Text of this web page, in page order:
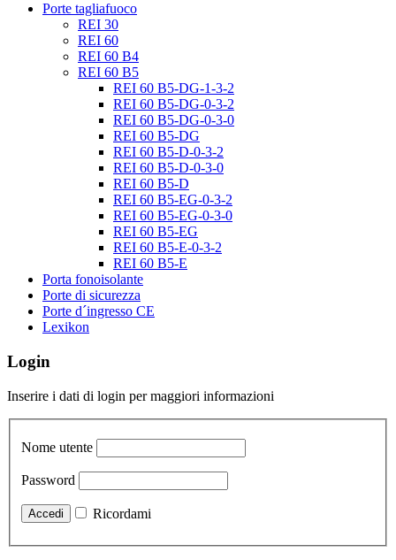
Porte tagliafuoco
REI 30
REI 60
REI 60 B4
REI 60 B5
REI 60 B5-DG-1-3-2
REI 60 B5-DG-0-3-2
REI 60 B5-DG-0-3-0
REI 60 B5-DG
REI 60 B5-D-0-3-2
REI 60 B5-D-0-3-0
REI 60 B5-D
REI 60 B5-EG-0-3-2
REI 60 B5-EG-0-3-0
REI 60 B5-EG
REI 60 B5-E-0-3-2
REI 60 B5-E
Porta fonoisolante
Porte di sicurezza
Porte d´ingresso CE
Lexikon
Login
Inserire i dati di login per maggiori informazioni
Nome utente
Password
Ricordami